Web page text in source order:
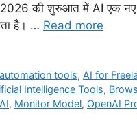
की शुरुआत में AI एक
है। … Read more
tools,AI for
Intelligence Tools,
, Monitor Model, OpenAI